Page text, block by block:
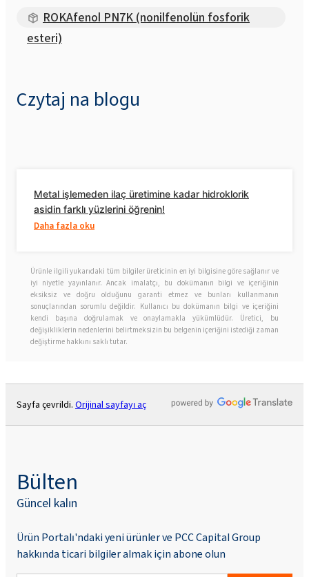
ROKAfenol PN7K (nonilfenolün fosforik
esteri)
Czytaj na blogu
Metal işlemeden ilaç üretimine kadar hidroklorik
asidin farklı yüzlerini öğrenin!
Daha fazla oku
Ürünle ilgili yukarıdaki tüm bilgiler üreticinin en iyi bilgisine göre sağlanır ve
iyi niyetle yayınlanır. Ancak imalatçı, bu dokümanın bilgi ve içeriğinin
eksiksiz ve doğru olduğunu garanti etmez ve bunları kullanmanın
sonuçlarından sorumlu değildir. Kullanıcı bu dokümanın bilgi ve içeriğini
kendi başına doğrulamak ve onaylamakla yükümlüdür. Üretici, bu
değişikliklerin nedenlerini belirtmeksizin bu belgenin içeriğini istediği zaman
değiştirme hakkını saklı tutar.
Sayfa çevrildi. Orijinal sayfayı aç
Bülten
Güncel kalın
Ürün Portalı'ndaki yeni ürünler ve PCC Capital Group
hakkında ticari bilgiler almak için abone olun